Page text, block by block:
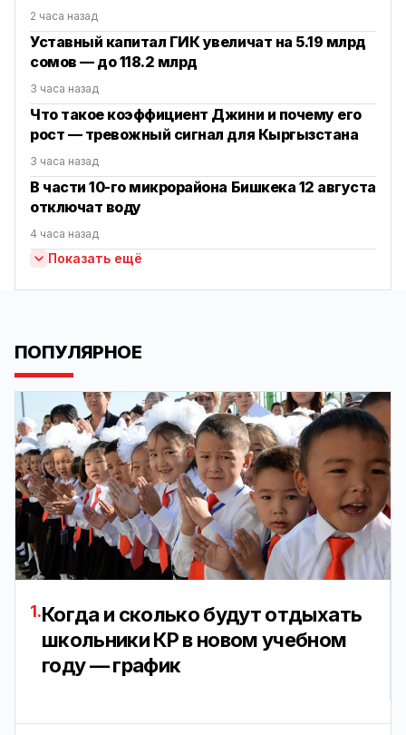
2 часа назад
Уставный капитал ГИК увеличат на 5.19 млрд
сомов — до 118.2 млрд
3 часа назад
Что такое коэффициент Джини и почему его
рост — тревожный сигнал для Кыргызстана
3 часа назад
В части 10-го микрорайона Бишкека 12 августа
отключат воду
4 часа назад
Показать ещё
ПОПУЛЯРНОЕ
1.Когда и сколько будут отдыхать
школьники КР в новом учебном
году — график